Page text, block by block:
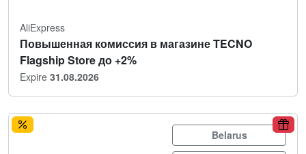
AliExpress
Повышенная комиссия в магазине TECNO
Flagship Store до +2%
Expire 31.08.2026
Belarus